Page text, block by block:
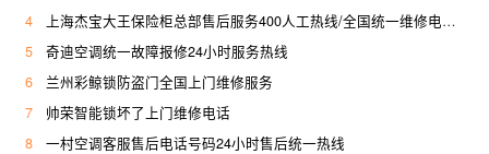
4
上海杰宝大王保险柜总部售后服务400人工热线/全国统一维修电话是多少
5
奇迪空调统一故障报修24小时服务热线
6
兰州彩鲸锁防盗门全国上门维修服务
7
帅荣智能锁坏了上门维修电话
8
一村空调客服售后电话号码24小时售后统一热线